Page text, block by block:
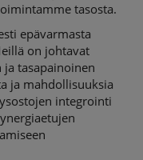
tasosta.
epävarmasta
on johtavat
tasapainoinen
ja mahdollisuuksia
integrointi